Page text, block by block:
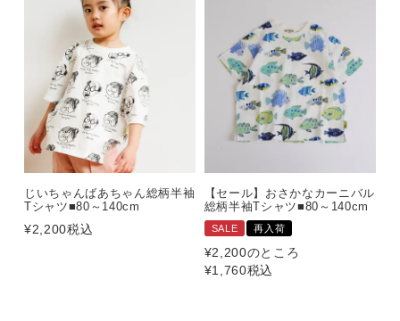
じいちゃんばあちゃん総柄半袖
Tシャツ■80～140cm
¥2,200税込
【セール】おさかなカーニバル
総柄半袖Tシャツ■80～140cm
SALE 再入荷
¥2,200のところ
¥1,760税込